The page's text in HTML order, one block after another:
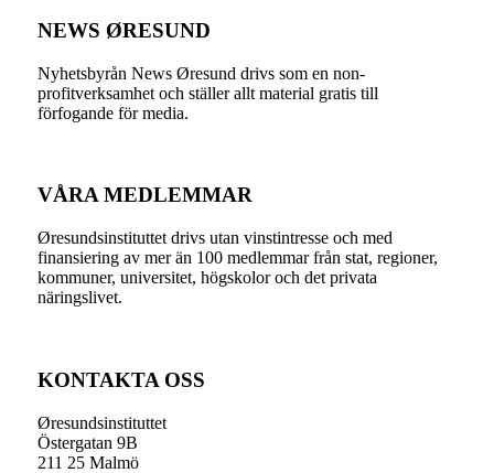
NEWS ØRESUND
Nyhetsbyrån News Øresund drivs som en non-
profitverksamhet och ställer allt material gratis till
förfogande för media.
VÅRA MEDLEMMAR
Øresundsinstituttet drivs utan vinst­intresse och med
finansiering av mer än 100 medlemmar från stat, regioner,
kommuner, universitet, högskolor och det privata
näringslivet.
KONTAKTA OSS
Øresundsinstituttet
Östergatan 9B
211 25 Malmö